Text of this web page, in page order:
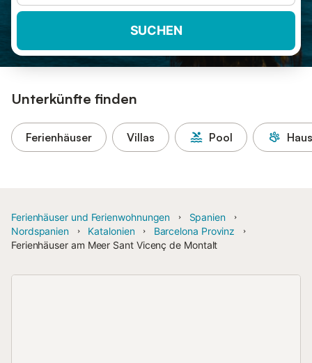
SUCHEN
Unterkünfte finden
Ferienhäuser Villas Pool
Ferienhäuser und Ferienwohnungen
Spanien
Nordspanien
Katalonien
Barcelona Provinz
Ferienhäuser am Meer Sant Vicenç de Montalt